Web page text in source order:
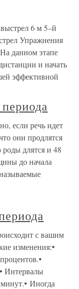
6 м 5–й
Упражнения
данном этапе
и начать
эффективной
если речь идет
они продлятся
роды длятся и 48
до начала
с вашим
изменения:•
Интервалы
Иногда